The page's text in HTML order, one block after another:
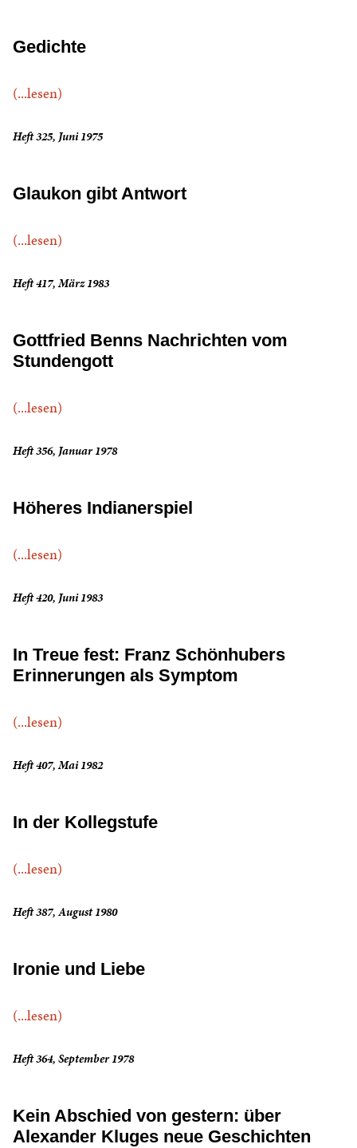
Gedichte
(...lesen)
Heft 325, Juni 1975
Glaukon gibt Antwort
(...lesen)
Heft 417, März 1983
Gottfried Benns Nachrichten vom
Stundengott
(...lesen)
Heft 356, Januar 1978
Höheres Indianerspiel
(...lesen)
Heft 420, Juni 1983
In Treue fest: Franz Schönhubers
Erinnerungen als Symptom
(...lesen)
Heft 407, Mai 1982
In der Kollegstufe
(...lesen)
Heft 387, August 1980
Ironie und Liebe
(...lesen)
Heft 364, September 1978
Kein Abschied von gestern: über
Alexander Kluges neue Geschichten